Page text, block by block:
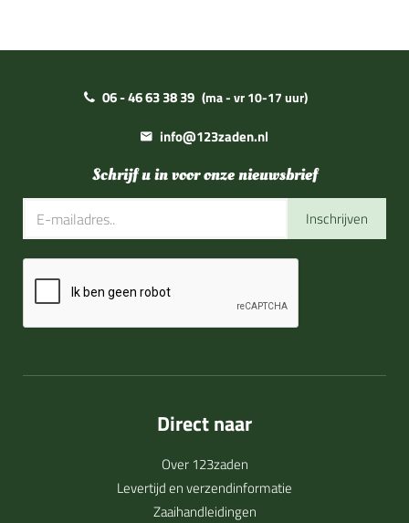
06 - 46 63 38 39 (ma - vr 10-17 uur)
info@123zaden.nl
Schrijf u in voor onze nieuwsbrief
Inschrijven
Direct naar
Over 123zaden
Levertijd en verzendinformatie
Zaaihandleidingen